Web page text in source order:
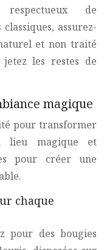
de
assurez-
et non traité
les restes de
magique
pour transformer
lieu magique et
pour créer une
chaque
pour des bougies